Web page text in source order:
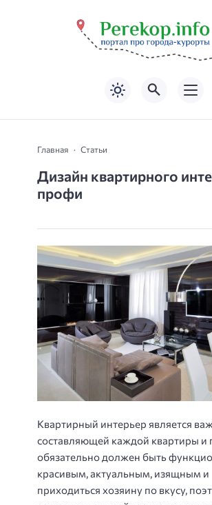
Главная Статьи
Дизайн квартирного
профи
Квартирный интерьер является
составляющей каждой квартиры и
обязательно должен быть
красивым, актуальным, изящным и
приходиться хозяину по вкусу,